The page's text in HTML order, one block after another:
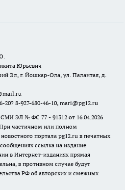
Юрьевич
Эл, г. Йошкар-Ола, ул. Палантая, д.
20? 8-927-680-46-10, mari@pg12.ru
ЭЛ № ФС 77 - 91312 от 16.04.2026
частичном или полном
портала pg12.ru в печатных
ссылка на издание
в Интернет-изданиях прямая
в противном случае будут
РФ об авторских и смежных